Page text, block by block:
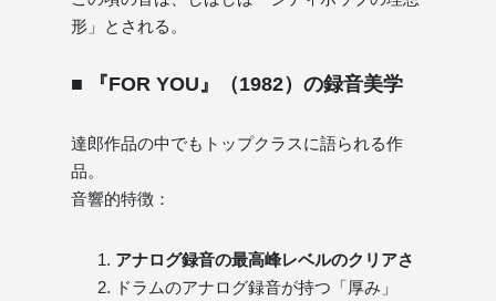
形」とされる。
■ 『FOR YOU』（1982）の録音美学
達郎作品の中でもトップクラスに語られる作
品。
音響的特徴：
アナログ録音の最高峰レベルのクリアさ
ドラムのアナログ録音が持つ「厚み」